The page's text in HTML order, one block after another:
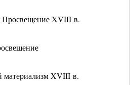
Просвещение XVIII в.
материализм XVIII в.